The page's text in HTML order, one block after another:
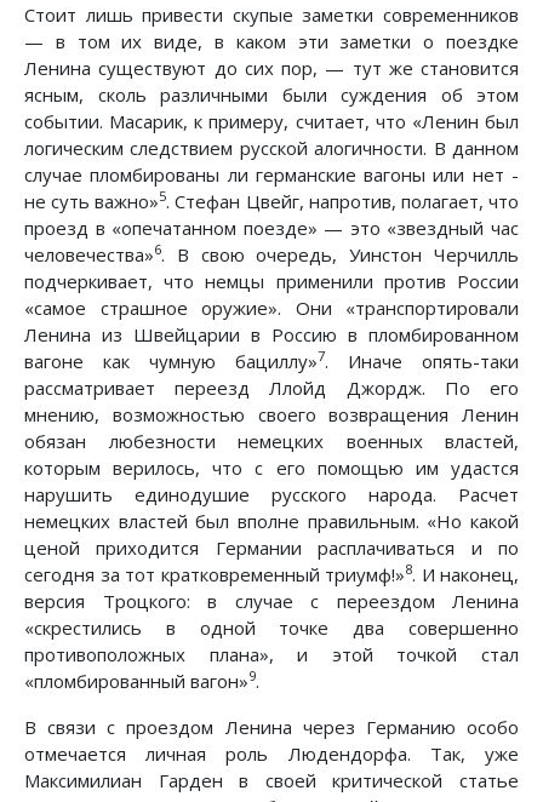
Стоит лишь привести скупые заметки современников
— в том их виде, в каком эти заметки о поездке
Ленина существуют до сих пор, — тут же становится
ясным, сколь различными были суждения об этом
событии. Масарик, к примеру, считает, что «Ленин был
логическим следствием русской алогичности. В данном
случае пломбированы ли германские вагоны или нет -
не суть важно»5. Стефан Цвейг, напротив, полагает, что
проезд в «опечатанном поезде» — это «звездный час
человечества»6. В свою очередь, Уинстон Черчилль
подчеркивает, что немцы применили против России
«самое страшное оружие». Они «транспортировали
Ленина из Швейцарии в Россию в пломбированном
вагоне как чумную бациллу»7. Иначе опять-таки
рассматривает переезд Ллойд Джордж. По его
мнению, возможностью своего возвращения Ленин
обязан любезности немецких военных властей,
которым верилось, что с его помощью им удастся
нарушить единодушие русского народа. Расчет
немецких властей был вполне правильным. «Но какой
ценой приходится Германии расплачиваться и по
сегодня за тот кратковременный триумф!»8. И наконец,
версия Троцкого: в случае с переездом Ленина
«скрестились в одной точке два совершенно
противоположных плана», и этой точкой стал
«пломбированный вагон»9.
В связи с проездом Ленина через Германию особо
отмечается личная роль Людендорфа. Так, уже
Максимилиан Гарден в своей критической статье